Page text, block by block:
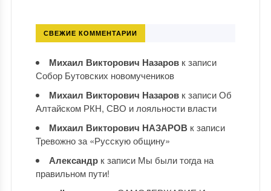
СВЕЖИЕ КОММЕНТАРИИ
Михаил Викторович Назаровк записи
Собор Бутовских новомучеников
Михаил Викторович Назаровк записиОб
Алтайском РКН, СВО и лояльности власти
Михаил Викторович НАЗАРОВ к записи
Тревожно за «Русскую общину»
Александрк записи Мы были тогда на
правильном пути!